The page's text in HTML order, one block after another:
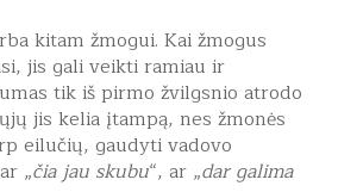
kitam žmogui. Kai žmogus
jis gali veikti ramiau ir
tik iš pirmo žvilgsnio atrodo
jis kelia įtampą, nes žmonės
eilučių, gaudyti vadovo
„čia jau skubu“, ar „dar galima